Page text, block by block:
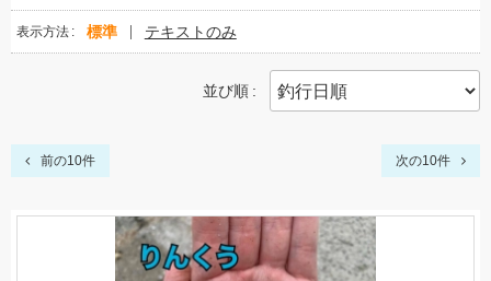
表示方法 標準 テキストのみ
並び順
前の10件 次の10件